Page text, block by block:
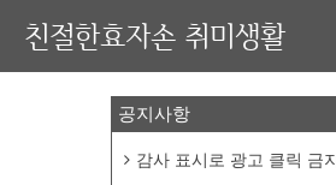
친절한효자손 취미생활
공지사항
감사 표시로 광고 클릭 금